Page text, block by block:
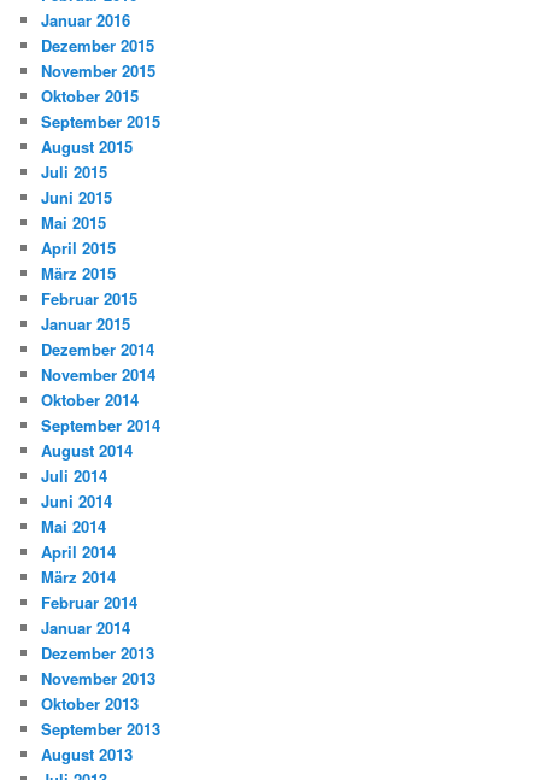
Januar 2016
Dezember 2015
November 2015
Oktober 2015
September 2015
August 2015
Juli 2015
Juni 2015
Mai 2015
April 2015
März 2015
Februar 2015
Januar 2015
Dezember 2014
November 2014
Oktober 2014
September 2014
August 2014
Juli 2014
Juni 2014
Mai 2014
April 2014
März 2014
Februar 2014
Januar 2014
Dezember 2013
November 2013
Oktober 2013
September 2013
August 2013